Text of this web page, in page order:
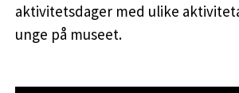
aktivitetsdager med ulike
unge på museet.